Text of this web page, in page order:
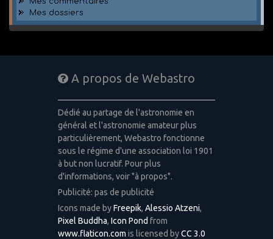
Mes dossiers
A propos de Webastro
Dédié au partage de l'astronomie en
général et l'astronomie amateur plus
particulièrement, Webastro fonctionne
sous le régime d'une association loi 1901
à but non lucratif. Pour plus
d'informations, voir "à propos".
Publicité: pas de publicité
Icons made byFreepik, Alessio Atzeni,
Pixel Buddha, Icon Pond from
www.flaticon.com is licensed byCC 3.0